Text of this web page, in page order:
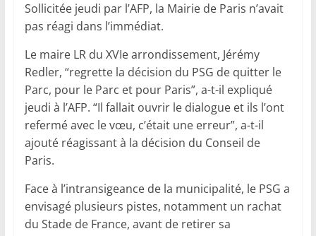
Sollicitée jeudi par l’AFP, la Mairie de Paris n’avait
pas réagi dans l’immédiat.
Le maire LR du XVIe arrondissement, Jérémy
Redler, “regrette la décision du PSG de quitter le
Parc, pour le Parc et pour Paris”, a-t-il expliqué
jeudi à l’AFP. “Il fallait ouvrir le dialogue et ils l’ont
refermé avec le vœu, c’était une erreur”, a-t-il
ajouté réagissant à la décision du Conseil de
Paris.
Face à l’intransigeance de la municipalité, le PSG a
envisagé plusieurs pistes, notamment un rachat
du Stade de France, avant de retirer sa